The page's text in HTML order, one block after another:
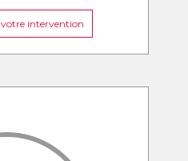
intervention